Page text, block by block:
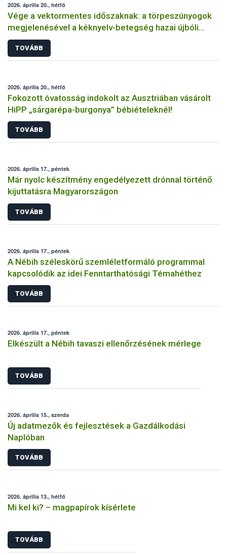
2026. április 20., hétfő
Vége a vektormentes időszaknak: a törpeszúnyogok
megjelenésével a kéknyelv-betegség hazai újbóli
előfordulása lehetséges
TOVÁBB
2026. április 20., hétfő
Fokozott óvatosság indokolt az Ausztriában vásárolt
HiPP „sárgarépa-burgonya” bébiételeknél!
TOVÁBB
2026. április 17., péntek
Már nyolc készítmény engedélyezett drónnal történő
kijuttatásra Magyarországon
TOVÁBB
2026. április 17., péntek
A Nébih széleskörű szemléletformáló programmal
kapcsolódik az idei Fenntarthatósági Témahéthez
TOVÁBB
2026. április 17., péntek
Elkészült a Nébih tavaszi ellenőrzésének mérlege
TOVÁBB
2026. április 15., szerda
Új adatmezők és fejlesztések a Gazdálkodási
Naplóban
TOVÁBB
2026. április 13., hétfő
Mi kel ki? – magpapírok kísérlete
TOVÁBB